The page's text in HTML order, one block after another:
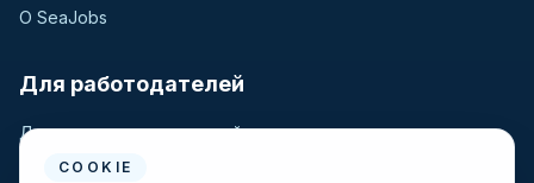
О SeaJobs
Для работодателей
Для крюинговых компаний
Разместить вакансию
COOKIE